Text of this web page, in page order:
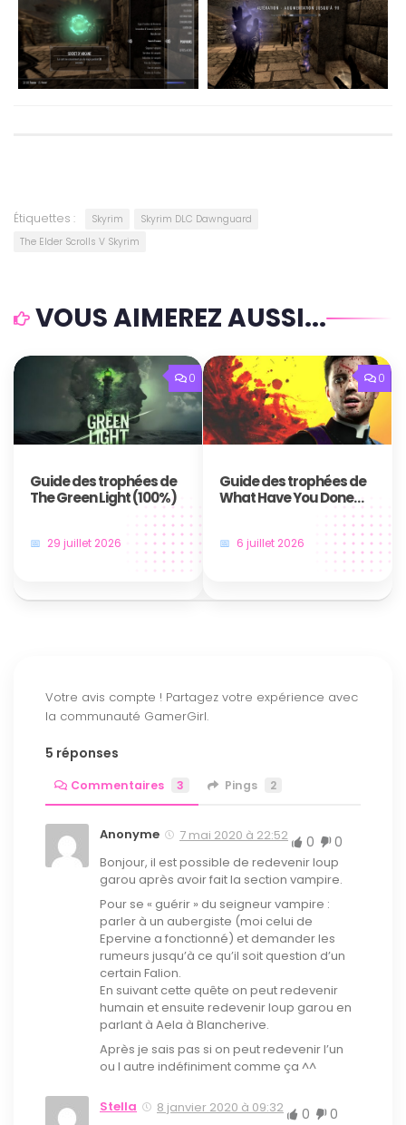
Étiquettes : Skyrim
Skyrim DLC Dawnguard
The Elder Scrolls V Skyrim
VOUS AIMEREZ AUSSI...
0
Guide des trophées de
The Green Light (100%)
29 juillet 2026
0
Guide des trophées de
What Have You Done
6 juillet 2026
5 réponses
Commentaires 3 Pings 2
Anonyme 7 mai 2020 à 22:52 0 0
Bonjour, il est possible de redevenir loup
garou après avoir fait la section vampire.
Pour se « guérir » du seigneur vampire :
parler à un aubergiste (moi celui de
Epervine a fonctionné) et demander les
rumeurs jusqu’à ce qu’il soit question d’un
certain Falion.
En suivant cette quête on peut redevenir
humain et ensuite redevenir loup garou en
parlant à Aela à Blancherive.
Après je sais pas si on peut redevenir l’un
ou l autre indéfiniment comme ça ^^
Stella 8 janvier 2020 à 09:32 0 0